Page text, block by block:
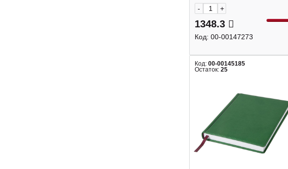
- +
1348.3
Код: 00-00147273
Код: 00-00145185
Остаток: 25